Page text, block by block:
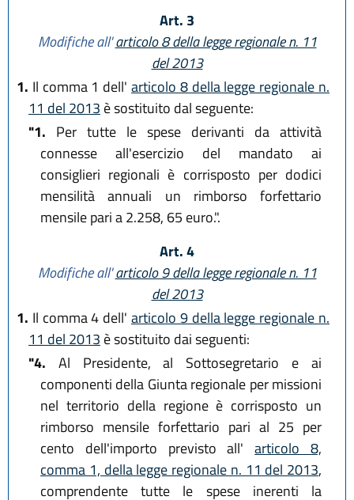
Art. 3
Modifiche all'articolo 8 della legge regionale n. 11
del 2013
1. Il comma 1 dell'articolo 8 della legge regionale n.
11 del 2013 è sostituito dal seguente:
"1. Per tutte le spese derivanti da attività
connesse all'esercizio del mandato ai
consiglieri regionali è corrisposto per dodici
mensilità annuali un rimborso forfettario
mensile pari a 2.258, 65 euro.".
Art. 4
Modifiche all'articolo 9 della legge regionale n. 11
del 2013
1. Il comma 4 dell'articolo 9 della legge regionale n.
11 del 2013 è sostituito dai seguenti:
"4. Al Presidente, al Sottosegretario e ai
componenti della Giunta regionale per missioni
nel territorio della regione è corrisposto un
rimborso mensile forfettario pari al 25 per
cento dell'importo previsto all'articolo 8,
comma 1, della legge regionale n. 11 del 2013,
comprendente tutte le spese inerenti la